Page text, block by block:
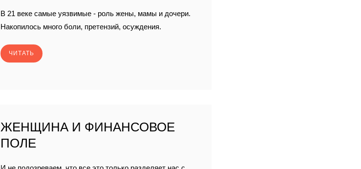
В 21 веке самые уязвимые - роль жены, мамы и дочери.
Накопилось много боли, претензий, осуждения.
ЧИТАТЬ
ЖЕНЩИНА И ФИНАНСОВОЕ
ПОЛЕ